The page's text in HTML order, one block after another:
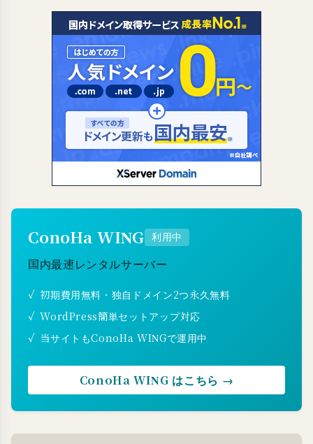
ConoHa WING 利用中
国内最速レンタルサーバー
初期費用無料・独自ドメイン2つ永久無料
WordPress簡単セットアップ対応
当サイトもConoHa WINGで運用中
ConoHa WING はこちら →